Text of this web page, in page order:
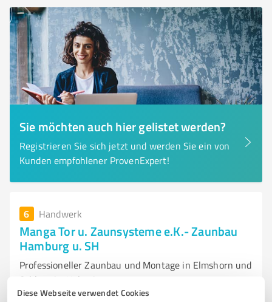
Diese Webseite verwendet Cookies
Sie möchten auch hier gelistet werden?
Registrieren Sie sich jetzt und werden Sie ein von
Kunden empfohlener ProvenExpert!
6 Handwerk
Manga Tor u. Zaunsysteme e.K.- Zaunbau
Hamburg u. SH
Professioneller Zaunbau und Montage in Elmshorn und
Schleswig-Holstein